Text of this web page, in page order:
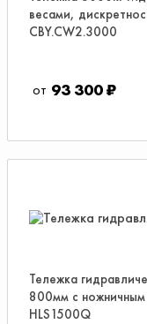
весами,
CBY.CW2.3000
93 300 ₽
Тележка
800мм с
HLS1500Q